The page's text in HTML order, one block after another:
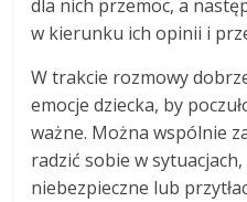
dla nich przemoc, a
w kierunku ich opinii i
W trakcie rozmowy
emocje dziecka, by
ważne. Można wspólnie
radzić sobie w
niebezpieczne lub